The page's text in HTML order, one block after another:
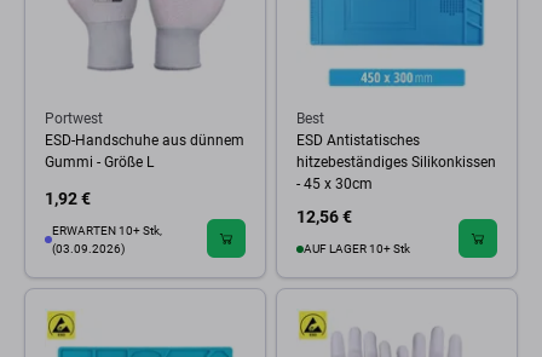
Portwest
ESD-Handschuhe aus dünnem
Gummi - Größe L
1,92 €
ERWARTEN 10+ Stk,
(03.09.2026)
Best
ESD Antistatisches
hitzebeständiges Silikonkissen
- 45 x 30cm
12,56 €
AUF LAGER 10+ Stk